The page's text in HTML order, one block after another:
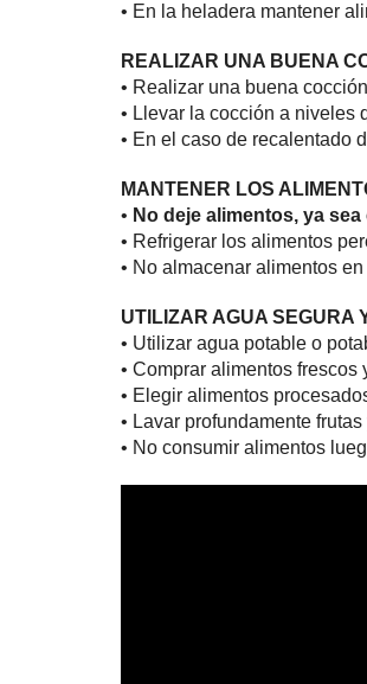
• En la heladera mantener
REALIZAR UNA BUENA
• Realizar una buena
• Llevar la cocción a niveles
• En el caso de recalentado
MANTENER LOS
• No deje alimentos, ya
• Refrigerar los alimentos
• No almacenar alimentos
UTILIZAR AGUA SEGURA
• Utilizar agua potable o
• Comprar alimentos frescos
• Elegir alimentos
• Lavar profundamente
• No consumir alimentos